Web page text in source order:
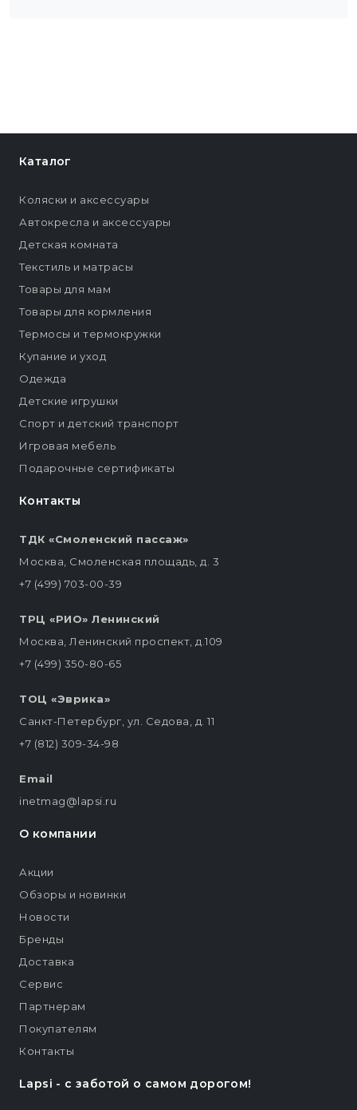
Lapsi - c заботой о самом дорогом!
Контакты
ТДК «Смоленский пассаж»
Москва, Смоленская площадь, д. 3
+7 (499) 703-00-39
ТРЦ «РИО» Ленинский
Москва, Ленинский проспект, д.109
+7 (499) 350-80-65
ТОЦ «Эврика»
Санкт-Петербург, ул. Седова, д. 11
+7 (812) 309-34-98
Email
inetmag@lapsi.ru
Каталог
Коляски и аксессуары
Автокресла и аксессуары
Детская комната
Текстиль и матрасы
Товары для мам
Товары для кормления
Термосы и термокружки
Купание и уход
Одежда
Детские игрушки
Спорт и детский транспорт
Игровая мебель
Подарочные сертификаты
О компании
Акции
Обзоры и новинки
Новости
Бренды
Доставка
Сервис
Партнерам
Покупателям
Контакты